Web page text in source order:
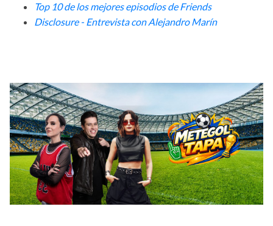
Top 10 de los mejores episodios de Friends
Disclosure - Entrevista con Alejandro Marín